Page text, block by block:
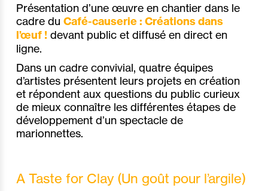
Présentation d’une œuvre en chantier dans le
cadre du Café-causerie : Créations dans
l’œuf ! devant public et diffusé en direct en
ligne.
Dans un cadre convivial, quatre équipes
d’artistes présentent leurs projets en création
et répondent aux questions du public curieux
de mieux connaître les différentes étapes de
développement d’un spectacle de
marionnettes.
A Taste for Clay (Un goût pour l’argile)